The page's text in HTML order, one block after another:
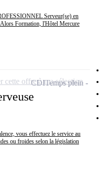
Serveur(se) en
Alors Formation, l'Hôtel Mercure
vous effectuez le service au
ou froides selon la législation
CDITemps plein
cette offre à ma sélection